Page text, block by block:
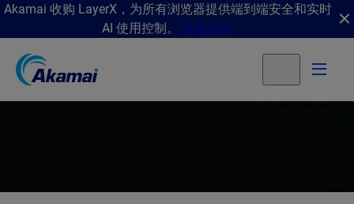
Akamai 收购 LayerX，为所有浏览器提供端到端安全和实时
AI 使用控制。 获取详情